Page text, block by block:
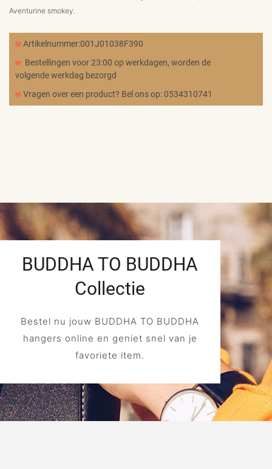
REPARATIE
Aventurine smokey.
Artikelnummer:001J01038F390
Bestellingen voor 23:00 op werkdagen, worden de
volgende werkdag bezorgd
Vragen over een product? Bel ons op: 0534310741
BUDDHA TO BUDDHA
Collectie
Bestel nu jouw BUDDHA TO BUDDHA
hangers online en geniet snel van je
favoriete item.